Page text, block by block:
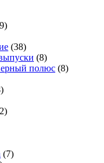
(38)
(8)
полюс (8)
(7)